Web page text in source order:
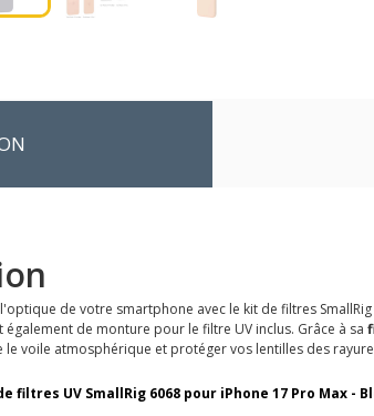
de votre smartphone avec le kit de filtres
également de monture pour le filtre UV inclus. Grâce à sa
voile atmosphérique et protéger vos lentilles des
filtres UV SmallRig 6068 pour iPhone 17 Pro Max -